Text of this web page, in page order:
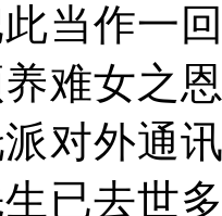
当作一
难女之
对外通
已去世